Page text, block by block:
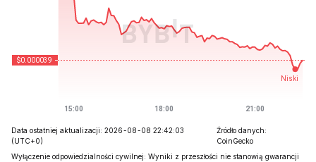
Data ostatniej aktualizacji: 2026-08-08 22:42:03
(UTC+0)
Źródło danych:
CoinGecko
Wyłączenie odpowiedzialności cywilnej: Wyniki z przeszłości nie stanowią gwarancji